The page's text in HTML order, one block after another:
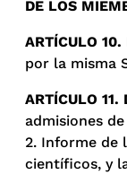
DE LOS
ARTÍCULO
por la misma
ARTÍCULO
admisiones
2. Informe de
científicos, y